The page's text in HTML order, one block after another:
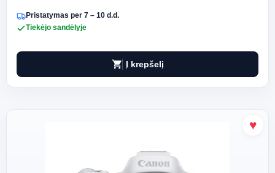
Pristatymas per 7 – 10 d.d.
Tiekėjo sandėlyje
shopping_cart Į krepšelį